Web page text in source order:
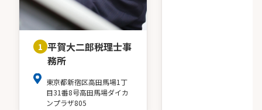
1 平賀大二郎税理士事
務所
東京都新宿区高田馬場1丁
目31番8号高田馬場ダイカ
ンプラザ805